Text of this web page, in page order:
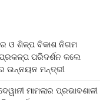
ଓ ଶିଳ୍ପ ବିକାଶ ନିଗମ
ପରିଦର୍ଶନ କଲେ
ଉନ୍ନୟନ ମନ୍ତ୍ରୀ
ମାମଲାର ପ୍ରଭାବଶାଳୀ